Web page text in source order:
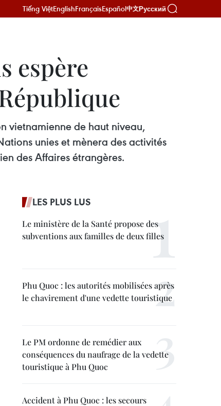
Tiếng ViệtEnglishFrançaisEspañol中文Русский
espère
vietnamienne de haut niveau,
unies et mènera des activités
des Affaires étrangères.
LES PLUS LUS
Le ministère de la Santé propose des
subventions aux familles de deux filles
Phu Quoc : les autorités mobilisées après
le chavirement d'une vedette touristique
Le PM ordonne de remédier aux
conséquences du naufrage de la vedette
touristique à Phu Quoc
Accident à Phu Quoc : les secours